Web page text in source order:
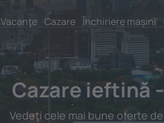
Vacanţe Cazare Închiriere mașini
Cazare ieftină
Vedeţi cele mai bune oferte